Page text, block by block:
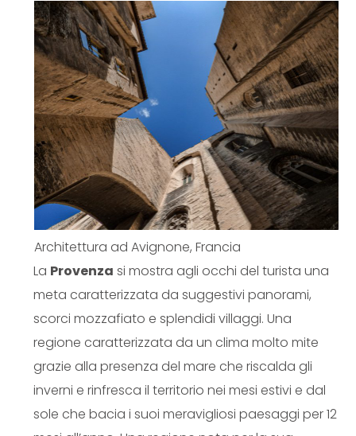
Architettura ad Avignone, Francia
La Provenza si mostra agli occhi del turista una
meta caratterizzata da suggestivi panorami,
scorci mozzafiato e splendidi villaggi. Una
regione caratterizzata da un clima molto mite
grazie alla presenza del mare che riscalda gli
inverni e rinfresca il territorio nei mesi estivi e dal
sole che bacia i suoi meravigliosi paesaggi per 12